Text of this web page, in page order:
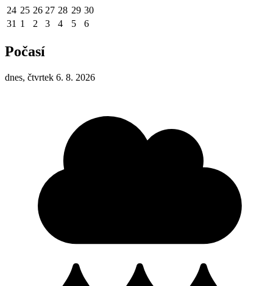
24 25 26 27 28 29 30
31 1 2 3 4 5 6
Počasí
dnes, čtvrtek 6. 8. 2026